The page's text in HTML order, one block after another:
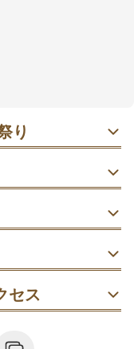
約30分です。
り
やすく、3日夕方
せて開催予定。平
殿・本殿へ、の
て見学 → 期間限
の平穏を願う祈
セス